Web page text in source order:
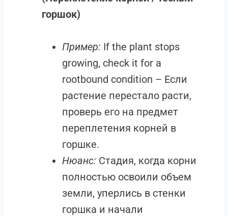
горшок)
Пример: If the plant stops
growing, check it for a
rootbound condition – Если
растение перестало расти,
проверь его на предмет
переплетения корней в
горшке.
Нюанс: Стадия, когда корни
полностью освоили объем
земли, уперлись в стенки
горшка и начали